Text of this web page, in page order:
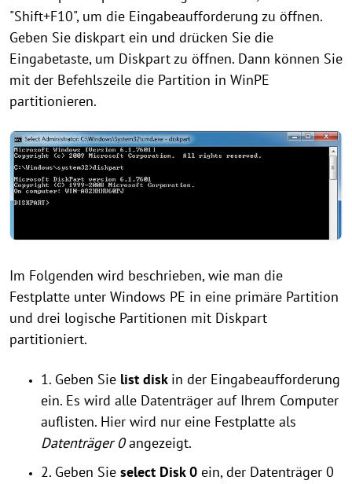
"Shift+F10", um die Eingabeaufforderung zu öffnen.
Geben Sie diskpart ein und drücken Sie die
Eingabetaste, um Diskpart zu öffnen. Dann können Sie
mit der Befehlszeile die Partition in WinPE
partitionieren.
Im Folgenden wird beschrieben, wie man die
Festplatte unter Windows PE in eine primäre Partition
und drei logische Partitionen mit Diskpart
partitioniert.
1. Geben Sie list disk in der Eingabeaufforderung
ein. Es wird alle Datenträger auf Ihrem Computer
auflisten. Hier wird nur eine Festplatte als
Datenträger 0angezeigt.
2. Geben Sie select Disk 0 ein, der Datenträger 0